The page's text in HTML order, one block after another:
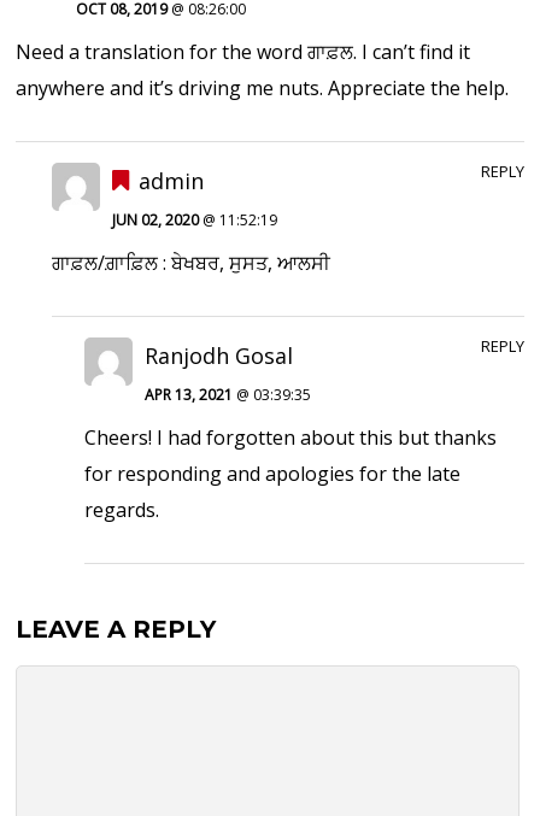
OCT 08, 2019@ 08:26:00
Need a translation for the word ਗਾਫ਼ਲ. I can’t find it
anywhere and it’s driving me nuts. Appreciate the help.
admin
JUN 02, 2020@ 11:52:19
ਗਾਫ਼ਲ/ਗ਼ਾਫ਼ਿਲ : ਬੇਖਬਰ, ਸੁਸਤ, ਆਲਸੀ
REPLY
Ranjodh Gosal
APR 13, 2021 @ 03:39:35
Cheers! I had forgotten about this but thanks
for responding and apologies for the late
regards.
REPLY
LEAVE A REPLY